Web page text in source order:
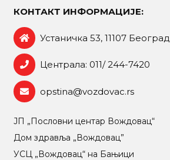
КОНТАКТ ИНФОРМАЦИЈЕ:
Устаничка 53, 11107 Београд
Централа: 011/ 244-7420
opstina@vozdovac.rs
ЈП „Пословни центар Вождовац“
Дом здравља „Вождовац”
УСЦ „Вождовац“ на Бањици